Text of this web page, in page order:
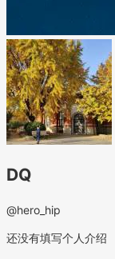
DQ
@hero_hip
还没有填写个人介绍